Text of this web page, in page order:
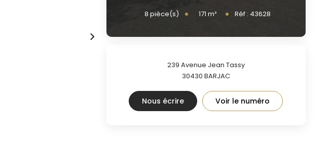
8 pièce(s) 171 m² Réf : 43628
239 Avenue Jean Tassy
30430 BARJAC
Nous écrire Voir le numéro